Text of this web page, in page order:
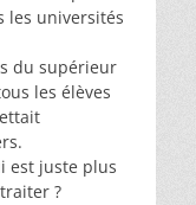
les universités
du supérieur
les élèves
est juste plus
?